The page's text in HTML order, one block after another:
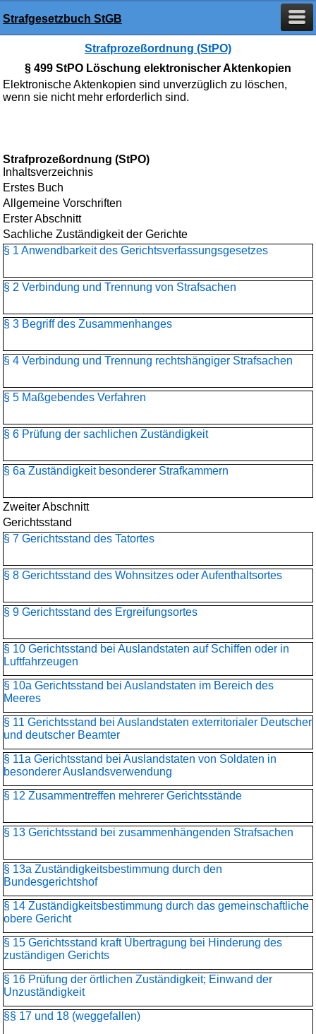
Strafgesetzbuch StGB
Strafprozeßordnung (StPO)
§ 499 StPO Löschung elektronischer Aktenkopien
Elektronische Aktenkopien sind unverzüglich zu löschen,
wenn sie nicht mehr erforderlich sind.
Strafprozeßordnung (StPO)
Inhaltsverzeichnis
Erstes Buch
Allgemeine Vorschriften
Erster Abschnitt
Sachliche Zuständigkeit der Gerichte
§ 1 Anwendbarkeit des Gerichtsverfassungsgesetzes
§ 2 Verbindung und Trennung von Strafsachen
§ 3 Begriff des Zusammenhanges
§ 4 Verbindung und Trennung rechtshängiger Strafsachen
§ 5 Maßgebendes Verfahren
§ 6 Prüfung der sachlichen Zuständigkeit
§ 6a Zuständigkeit besonderer Strafkammern
Zweiter Abschnitt
Gerichtsstand
§ 7 Gerichtsstand des Tatortes
§ 8 Gerichtsstand des Wohnsitzes oder Aufenthaltsortes
§ 9 Gerichtsstand des Ergreifungsortes
§ 10 Gerichtsstand bei Auslandstaten auf Schiffen oder in
Luftfahrzeugen
§ 10a Gerichtsstand bei Auslandstaten im Bereich des
Meeres
§ 11 Gerichtsstand bei Auslandstaten exterritorialer Deutscher
und deutscher Beamter
§ 11a Gerichtsstand bei Auslandstaten von Soldaten in
besonderer Auslandsverwendung
§ 12 Zusammentreffen mehrerer Gerichtsstände
§ 13 Gerichtsstand bei zusammenhängenden Strafsachen
§ 13a Zuständigkeitsbestimmung durch den
Bundesgerichtshof
§ 14 Zuständigkeitsbestimmung durch das gemeinschaftliche
obere Gericht
§ 15 Gerichtsstand kraft Übertragung bei Hinderung des
zuständigen Gerichts
§ 16 Prüfung der örtlichen Zuständigkeit; Einwand der
Unzuständigkeit
§§ 17 und 18 (weggefallen)